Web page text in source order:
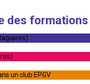
des
un club EPGV